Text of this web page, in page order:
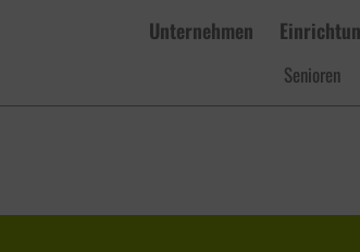
Unternehmen
Senioren